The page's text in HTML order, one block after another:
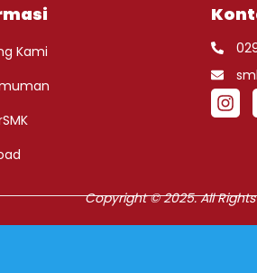
Kami
Copyright © 2025. All